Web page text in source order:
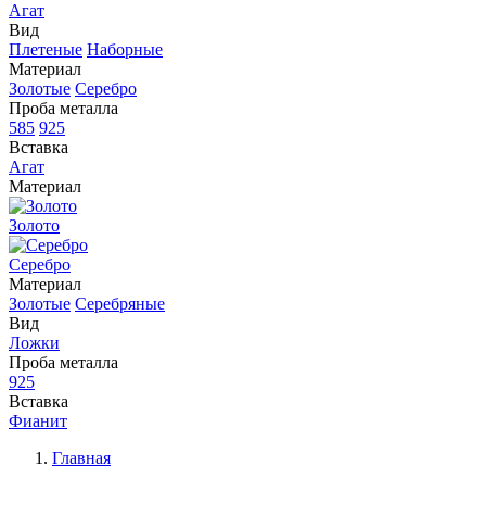
Агат
Вид
Плетеные Наборные
Материал
Золотые Серебро
Проба металла
585 925
Вставка
Агат
Материал
Золото
Серебро
Материал
Золотые Серебряные
Вид
Ложки
Проба металла
925
Вставка
Фианит
Главная